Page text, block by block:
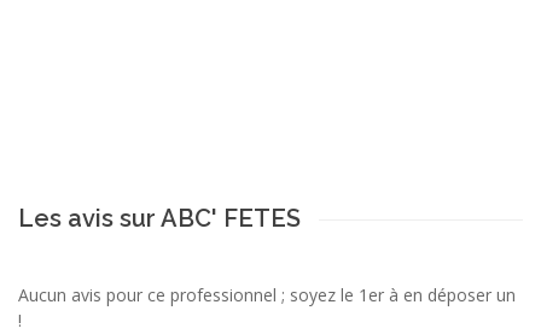
Les avis sur ABC' FETES
Aucun avis pour ce professionnel ; soyez le 1er à en déposer un
!